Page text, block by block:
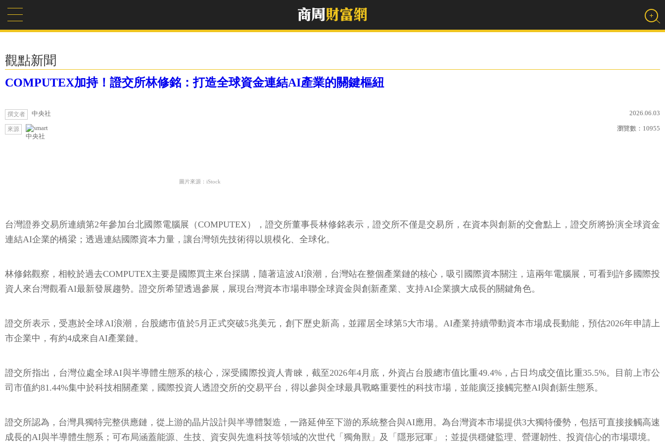
觀點新聞
COMPUTEX加持！證交所林修銘：打造全球資金連結AI產業的關鍵樞紐
撰文者 中央社 2026.06.03
來源
中央社
瀏覽數： 10955
圖片來源：iStock
台灣證券交易所連續第2年參加台北國際電腦展（COMPUTEX），證交所董事長林修銘表示，證交所不僅是交易所，在資本與創新的交會點上，證交所將扮演全球資金
連結AI企業的橋梁；透過連結國際資本力量，讓台灣領先技術得以規模化、全球化。
林修銘觀察，相較於過去COMPUTEX主要是國際買主來台採購，隨著這波AI浪潮，台灣站在整個產業鏈的核心，吸引國際資本關注，這兩年電腦展，可看到許多國際投
資人來台灣觀看AI最新發展趨勢。證交所希望透過參展，展現台灣資本市場串聯全球資金與創新產業、支持AI企業擴大成長的關鍵角色。
證交所表示，受惠於全球AI浪潮，台股總市值於5月正式突破5兆美元，創下歷史新高，並躍居全球第5大市場。AI產業持續帶動資本市場成長動能，預估2026年申請上
市企業中，有約4成來自AI產業鏈。
證交所指出，台灣位處全球AI與半導體生態系的核心，深受國際投資人青睞，截至2026年4月底，外資占台股總市值比重49.4%，占日均成交值比重35.5%。目前上市公
司市值約81.44%集中於科技相關產業，國際投資人透證交所的交易平台，得以參與全球最具戰略重要性的科技市場，並能廣泛接觸完整AI與創新生態系。
證交所認為，台灣具獨特完整供應鏈，從上游的晶片設計與半導體製造，一路延伸至下游的系統整合與AI應用。為台灣資本市場提供3大獨特優勢，包括可直接接觸高速
成長的AI與半導體生態系；可布局涵蓋能源、生技、資安與先進科技等領域的次世代「獨角獸」及「隱形冠軍」；並提供穩健監理、營運韌性、投資信心的市場環境。